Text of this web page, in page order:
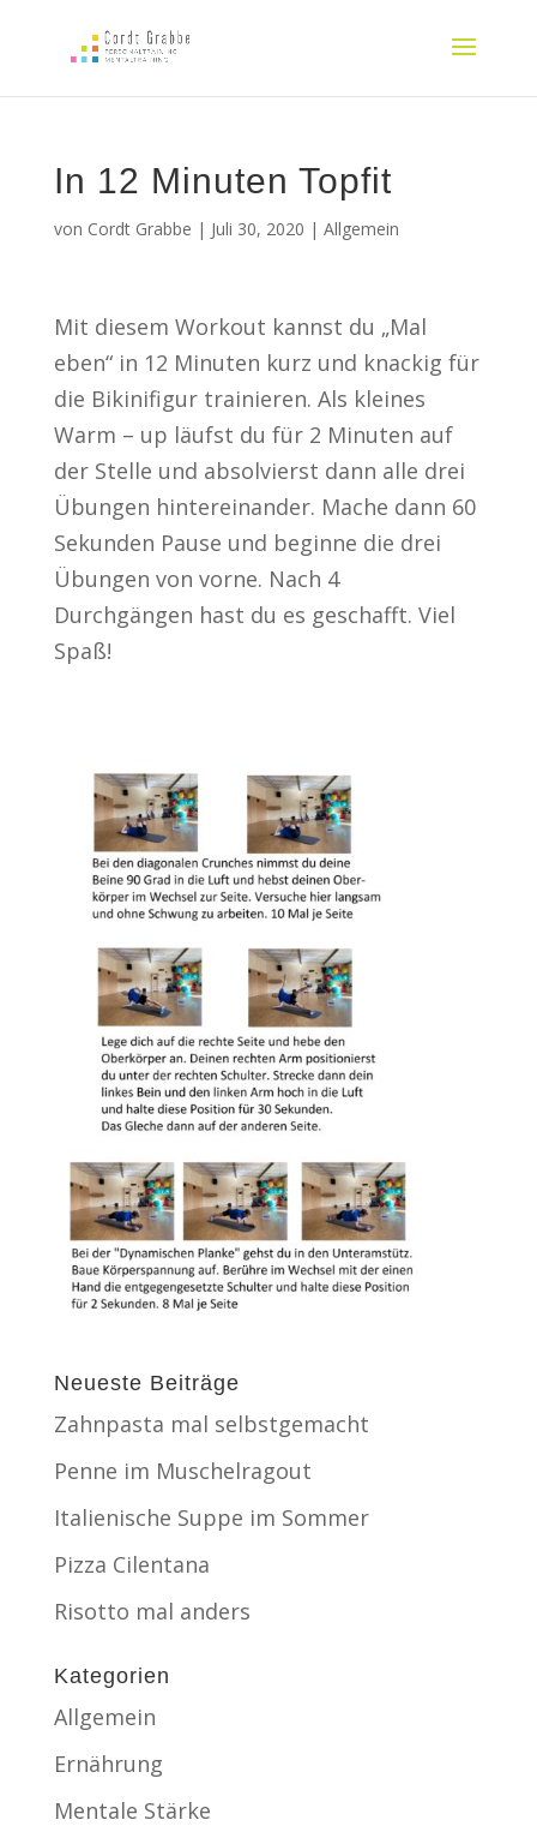
In 12 Minuten Topfit
von Cordt Grabbe | Juli 30, 2020 | Allgemein
Mit diesem Workout kannst du „Mal
eben“ in 12 Minuten kurz und knackig für
die Bikinifigur trainieren. Als kleines
Warm – up läufst du für 2 Minuten auf
der Stelle und absolvierst dann alle drei
Übungen hintereinander. Mache dann 60
Sekunden Pause und beginne die drei
Übungen von vorne. Nach 4
Durchgängen hast du es geschafft. Viel
Spaß!
Neueste Beiträge
Zahnpasta mal selbstgemacht
Penne im Muschelragout
Italienische Suppe im Sommer
Pizza Cilentana
Risotto mal anders
Kategorien
Allgemein
Ernährung
Mentale Stärke